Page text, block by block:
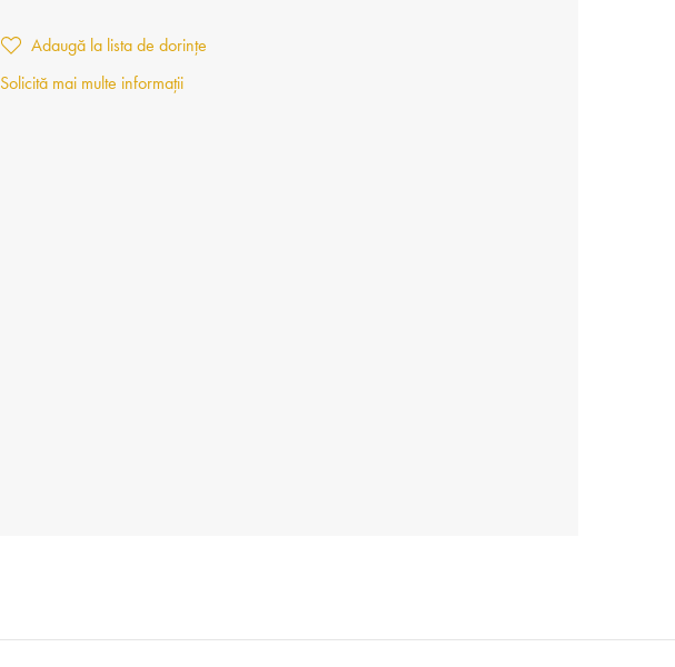
Adaugă la lista de dorințe
Solicită mai multe informații